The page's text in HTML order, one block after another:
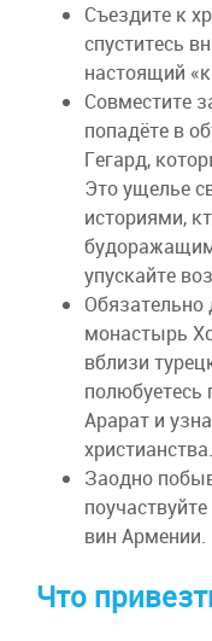
Съездите к
спуститесь
настоящий
Совместите
попадёте в
Гегард,
Это ущелье
историями,
упускайте
монастырь
вблизи
Арарат и
христианства.
Заодно
вин Армении.
Что